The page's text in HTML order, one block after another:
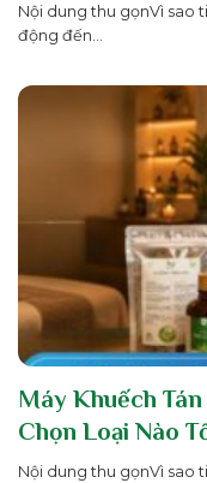
Nội dung thu gọnVì sao
động đến...
Máy Khuếch
Chọn Loại Nào
Nội dung thu gọnVì sao